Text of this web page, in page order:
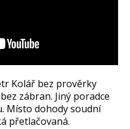
Kolář bez prověrky
zábran. Jiný poradce
Místo dohody soudní
přetlačovaná.